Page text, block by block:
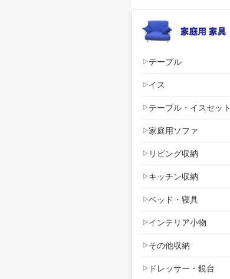
テーブル
イス
テーブル・イスセット
家庭用ソファ
リビング収納
キッチン収納
ベッド・寝具
インテリア小物
その他収納
ドレッサー・鏡台